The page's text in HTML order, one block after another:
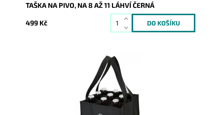
TAŠKA NA PIVO, NA 8 AŽ 11 LÁHVÍ ČERNÁ
499 Kč
Taška pro 9 lahví piva o obsahu 0,5 l v černé barvě.
Skladem
9354
DUP
2 roky